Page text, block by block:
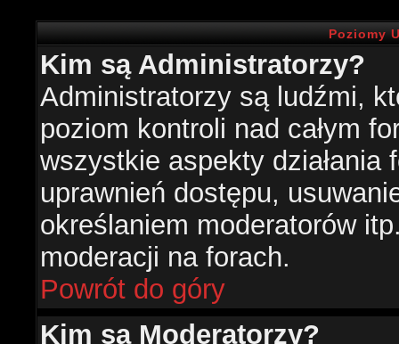
Poziomy
Kim są Administratorzy?
Administratorzy są ludźmi,
poziom kontroli nad całym
wszystkie aspekty działania
uprawnień dostępu,
określaniem moderatorów
moderacji na forach.
Powrót do góry
Kim są Moderatorzy?